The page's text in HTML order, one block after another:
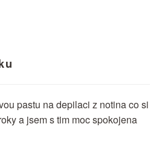
pastu na depilaci z notina co si
a jsem s tim moc spokojena